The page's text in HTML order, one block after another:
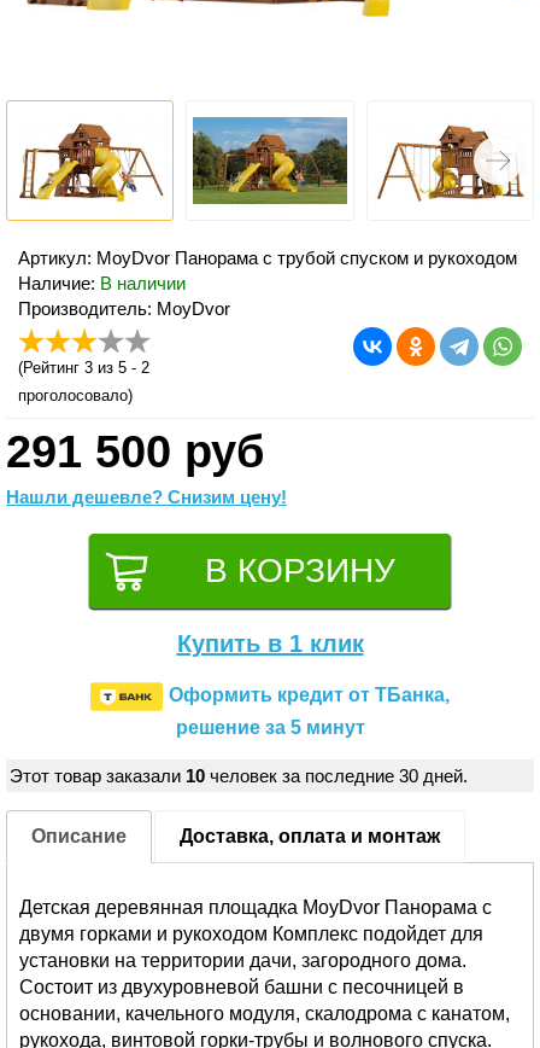
Артикул: MoyDvor Панорама с трубой спуском и рукоходом
Наличие: В наличии
Производитель: MoyDvor
(Рейтинг 3 из 5 - 2
проголосовало)
291 500 руб
Нашли дешевле? Снизим цену!
Купить в 1 клик
Оформить кредит от ТБанка,
решение за 5 минут
Этот товар заказали 10 человек за последние 30 дней.
Описание Доставка, оплата и монтаж
Детская деревянная площадка MoyDvor Панорама с
двумя горками и рукоходом Комплекс подойдет для
установки на территории дачи, загородного дома.
Состоит из двухуровневой башни с песочницей в
основании, качельного модуля, скалодрома с канатом,
рукохода, винтовой горки-трубы и волнового спуска.